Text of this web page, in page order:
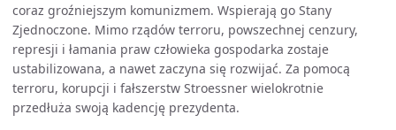
coraz groźniejszym komunizmem. Wspierają go Stany
Zjednoczone. Mimo rządów terroru, powszechnej cenzury,
represji i łamania praw człowieka gospodarka zostaje
ustabilizowana, a nawet zaczyna się rozwijać. Za pomocą
terroru, korupcji i fałszerstw Stroessner wielokrotnie
przedłuża swoją kadencję prezydenta.